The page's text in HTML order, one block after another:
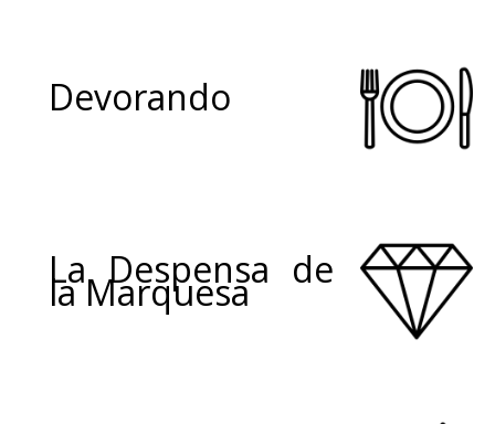
Devorando
La Despensa de
la Marquesa